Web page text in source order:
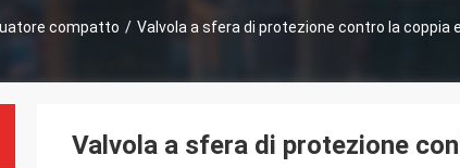
compatto / Valvola a sfera di protezione contro la
Valvola a sfera di protezione